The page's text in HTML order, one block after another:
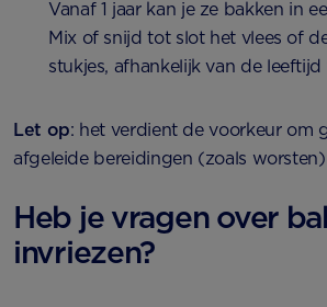
Vanaf 1 jaar kan je ze bakken in
Mix of snijd tot slot het vlees of
stukjes, afhankelijk van de leeftijd
Let op: het verdient de voorkeur om
afgeleide bereidingen (zoals
Heb je vragen over
invriezen?